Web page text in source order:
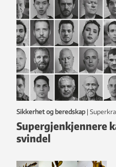
Sikkerhet og beredskap |
Supergjenkjennere
svindel